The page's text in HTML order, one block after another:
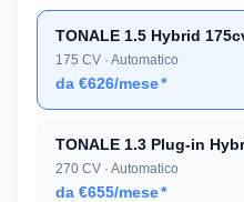
TONALE 1.5 Hybrid
175 CV · Automatico
da €626/mese*
TONALE 1.3 Plug-in
270 CV · Automatico
da €655/mese*